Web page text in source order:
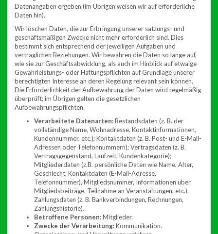
Datenangaben ergeben (im Übrigen weisen wir auf erforderliche
Daten hin).
Wir löschen Daten, die zur Erbringung unserer satzungs- und
geschäftsmäßigen Zwecke nicht mehr erforderlich sind. Dies
bestimmt sich entsprechend der jeweiligen Aufgaben und
vertraglichen Beziehungen. Wir bewahren die Daten so lange auf,
wie sie zur Geschäftsabwicklung, als auch im Hinblick auf etwaige
Gewährleistungs- oder Haftungspflichten auf Grundlage unserer
berechtigten Interesse an deren Regelung relevant sein können.
Die Erforderlichkeit der Aufbewahrung der Daten wird regelmäßig
überprüft; im Übrigen gelten die gesetzlichen
Aufbewahrungspflichten.
Verarbeitete Datenarten:Bestandsdaten (z. B. der
vollständige Name, Wohnadresse, Kontaktinformationen,
Kundennummer, etc.); Kontaktdaten (z. B. Post- und E-Mail-
Adressen oder Telefonnummern); Vertragsdaten (z. B.
Vertragsgegenstand, Laufzeit, Kundenkategorie);
Mitgliederdaten (z.B. persönliche Daten wie Name, Alter,
Geschlecht, Kontaktdaten (E-Mail-Adresse,
Telefonnummer), Mitgliedsnummer, Informationen über
Mitgliedsbeiträge, Teilnahme an Veranstaltungen, etc.).
Zahlungsdaten (z. B. Bankverbindungen, Rechnungen,
Zahlungshistorie).
Betroffene Personen:Mitglieder.
Zwecke der Verarbeitung:Kommunikation.